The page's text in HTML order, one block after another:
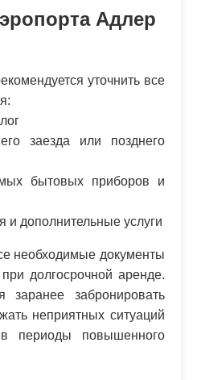
Адлер
уточнить все
заезда или позднего
бытовых приборов и
дополнительные услуги
необходимые документы
долгосрочной аренде.
заранее забронировать
неприятных ситуаций
периоды повышенного